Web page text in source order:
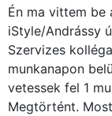
Én ma vittem
iStyle/Andrássy
Szervizes
munkanapon
vetessek fel 1
Megtörtént.